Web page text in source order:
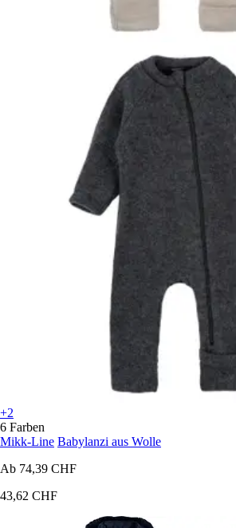
+2
6 Farben
Mikk-Line Babylanzi aus Wolle
Ab 74,39 CHF
43,62 CHF